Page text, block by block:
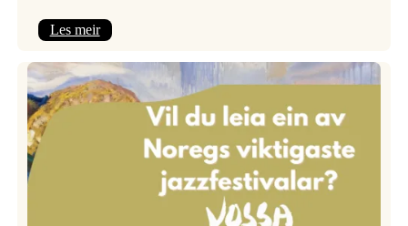
Les meir: